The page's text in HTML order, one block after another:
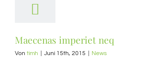
Maecenas imperiet neq
Von timh Juni 15th, 2015 News